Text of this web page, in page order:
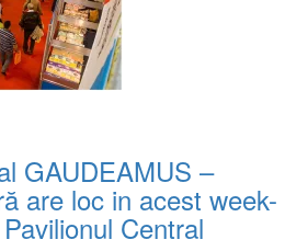
GAUDEAMUS –
are loc in acest week-
Central